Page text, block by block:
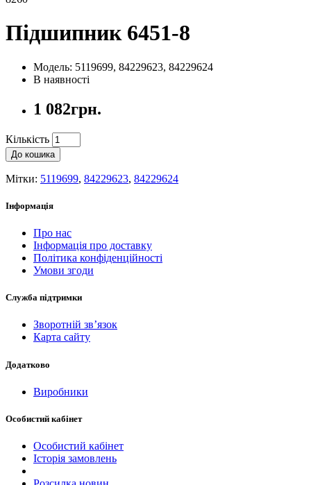
Підшипник 6451-8
Модель: 5119699, 84229623, 84229624
В наявності
1 082грн.
Кількість
До кошика
Мітки: 5119699, 84229623, 84229624
Інформація
Про нас
Інформація про доставку
Політика конфіденційності
Умови згоди
Служба підтримки
Зворотній зв’язок
Карта сайту
Додатково
Виробники
Особистий кабінет
Особистий кабінет
Історія замовлень